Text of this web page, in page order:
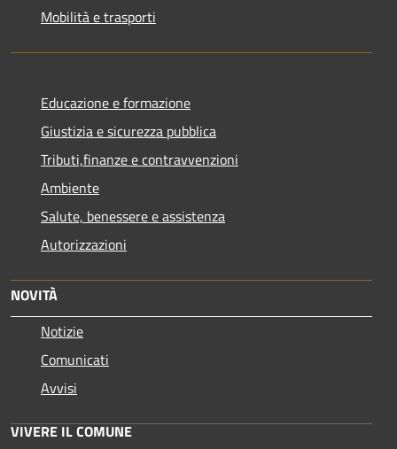
Mobilità e trasporti
Educazione e formazione
Giustizia e sicurezza pubblica
Tributi,finanze e contravvenzioni
Ambiente
Salute, benessere e assistenza
Autorizzazioni
NOVITÀ
Notizie
Comunicati
Avvisi
VIVERE IL COMUNE